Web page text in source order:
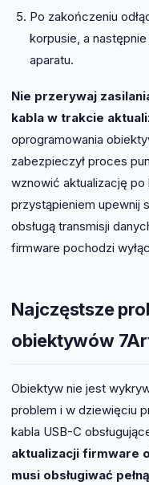
Po zakończeniu
korpusie, a
aparatu.
Nie przerywaj
kabla w trakcie
oprogramowania
zabezpieczył proces
wznowić aktualizację po
przystąpieniem upewnij
obsługą transmisji
firmware pochodzi
Najczęstsze
obiektywów
Obiektyw nie jest
problem i w dziewięciu
kabla USB-C
aktualizacji firmware
musi obsługiwać